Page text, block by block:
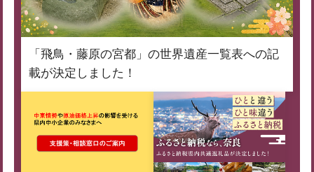
「飛鳥・藤原の宮都」の世界遺産一覧表への記
載が決定しました！